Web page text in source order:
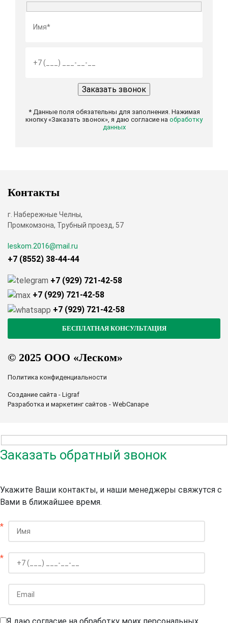
* Данные поля обязательны для заполнения. Нажимая
кнопку «Заказать звонок», я даю согласие на обработку
данных
© 2025 ООО «Леском»
Политика конфиденциальности
Создание сайта - Ligraf
Разработка и маркетинг сайтов - WebCanape
Контакты
г. Набережные Челны,
Промкомзона, Трубный проезд, 57
leskom.2016@mail.ru
+7 (8552) 38-44-44
+7 (929) 721-42-58
+7 (929) 721-42-58
+7 (929) 721-42-58
Заказать обратный звонок
Укажите Ваши контакты, и наши менеджеры свяжутся с
Вами в ближайшее время.
*
*